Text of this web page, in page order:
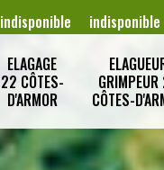
indisponible indisponible
ELAGAGE
22 CÔTES-
D'ARMOR
CÔTES-